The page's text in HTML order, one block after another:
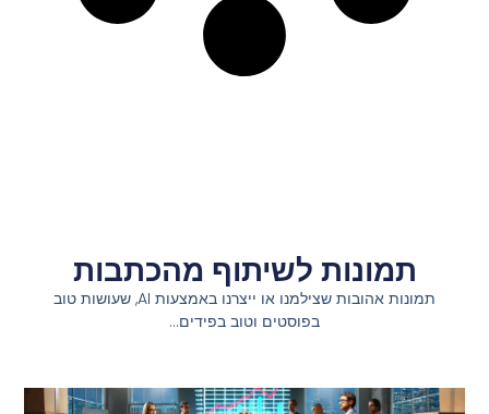
תמונות לשיתוף מהכתבות
תמונות אהובות שצילמנו או ייצרנו באמצעות AI, שעושות טוב
בפוסטים וטוב בפידים…